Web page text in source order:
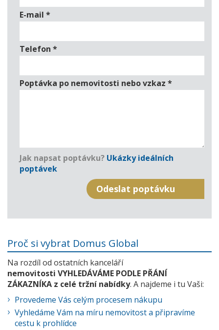
E-mail *
Telefon *
Poptávka po nemovitosti nebo vzkaz *
Jak napsat poptávku? Ukázky ideálních
poptávek
Proč si vybrat Domus Global
Na rozdíl od ostatních kanceláří
nemovitosti VYHLEDÁVÁME PODLE PŘÁNÍ
ZÁKAZNÍKA z celé tržní nabídky. A najdeme i tu Vaši:
Provedeme Vás celým procesem nákupu
Vyhledáme Vám na míru nemovitost a připravíme
cestu k prohlídce